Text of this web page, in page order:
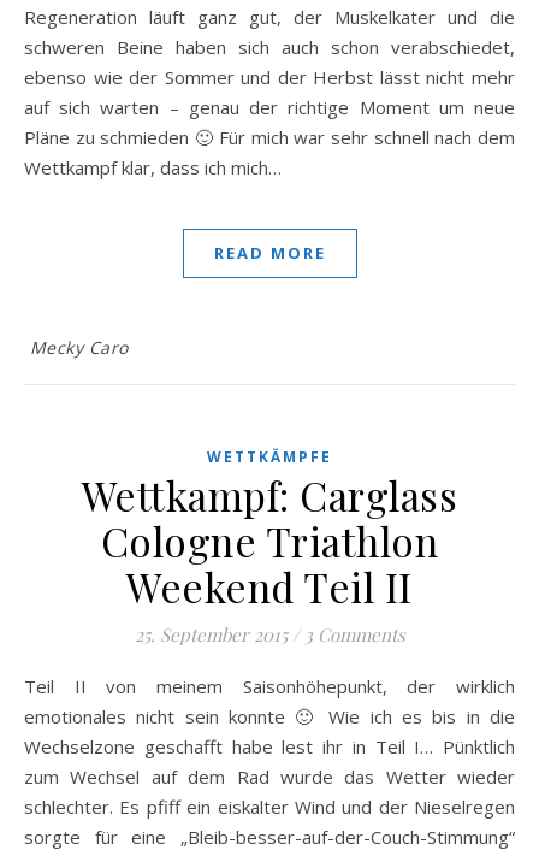
Regeneration läuft ganz gut, der Muskelkater und die
schweren Beine haben sich auch schon verabschiedet,
ebenso wie der Sommer und der Herbst lässt nicht mehr
auf sich warten – genau der richtige Moment um neue
Pläne zu schmieden 🙂 Für mich war sehr schnell nach dem
Wettkampf klar, dass ich mich…
READ MORE
Mecky Caro
WETTKÄMPFE
Wettkampf: Carglass
Cologne Triathlon
Weekend Teil II
25. September 2015 / 3 Comments
Teil II von meinem Saisonhöhepunkt, der wirklich
emotionales nicht sein konnte 🙂 Wie ich es bis in die
Wechselzone geschafft habe lest ihr in Teil I… Pünktlich
zum Wechsel auf dem Rad wurde das Wetter wieder
schlechter. Es pfiff ein eiskalter Wind und der Nieselregen
sorgte für eine „Bleib-besser-auf-der-Couch-Stimmung“